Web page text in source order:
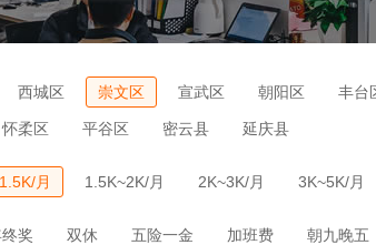
西城区 崇文区 宣武区 朝阳区 丰台
怀柔区 平谷区 密云县 延庆县
月 1.5K~2K/月 2K~3K/月 3K~5K/月
奖 双休 五险一金 加班费 朝九晚五